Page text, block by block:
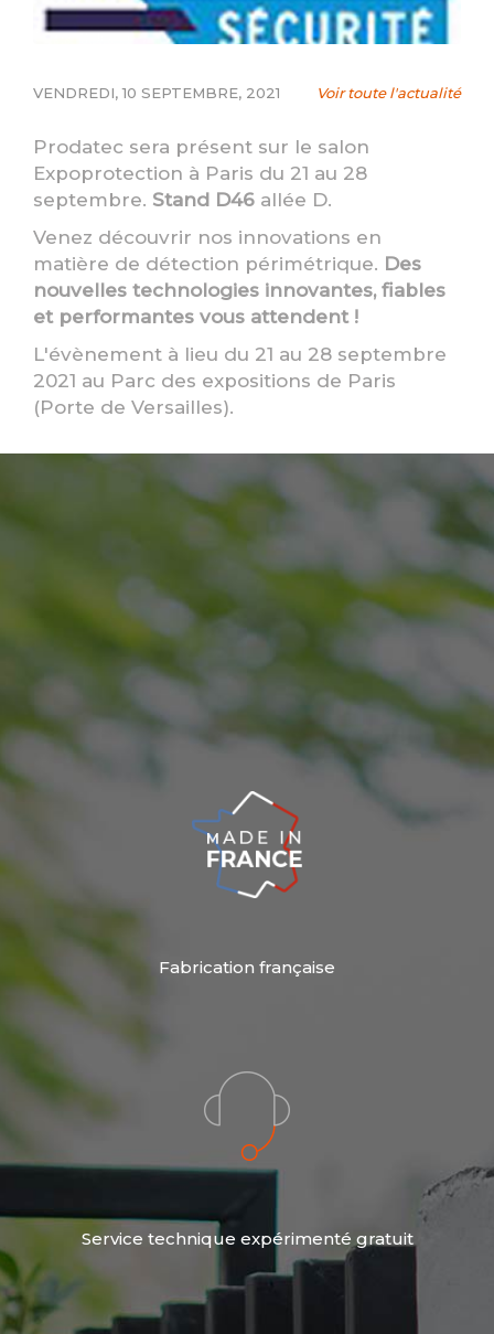
VENDREDI, 10 SEPTEMBRE, 2021 Voir toute l'actualité
Prodatec sera présent sur le salon
Expoprotection à Paris du 21 au 28
septembre. Stand D46 allée D.
Venez découvrir nos innovations en
matière de détection périmétrique. Des
nouvelles technologies innovantes, fiables
et performantes vous attendent !
L'évènement à lieu du 21 au 28 septembre
2021 au Parc des expositions de Paris
(Porte de Versailles).
Fabrication française
Service technique expérimenté gratuit